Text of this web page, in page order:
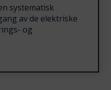
systematisk
av de elektriske
og